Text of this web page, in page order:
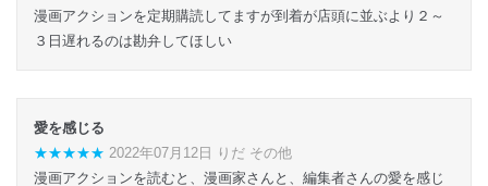
漫画アクションを定期購読してますが到着が店頭に並ぶより２～
３日遅れるのは勘弁してほしい
愛を感じる
★★★★★ 2022年07月12日 りだ その他
漫画アクションを読むと、漫画家さんと、編集者さんの愛を感じ